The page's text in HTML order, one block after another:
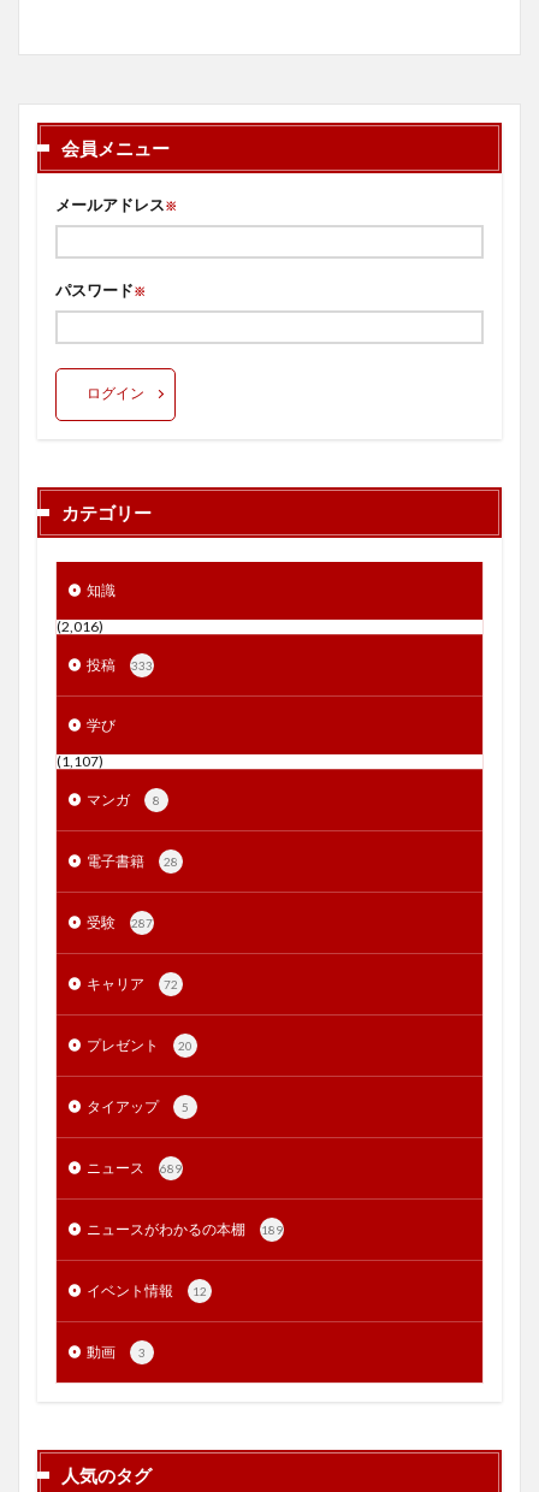
会員メニュー
メールアドレス※
パスワード※
ログイン
カテゴリー
知識
(2,016)
投稿 333
学び
(1,107)
マンガ 8
電子書籍 28
受験 287
キャリア 72
プレゼント 20
タイアップ 5
ニュース 689
ニュースがわかるの本棚 189
イベント情報 12
動画 3
人気のタグ